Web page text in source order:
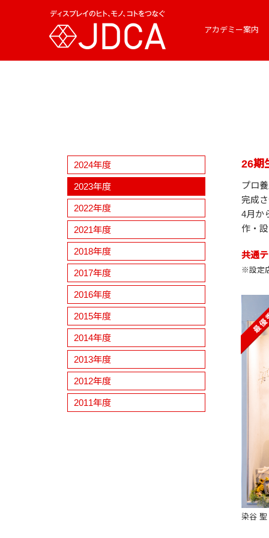
アカデミー案内
2024年度
2023年度
2022年度
2021年度
2018年度
2017年度
2016年度
2015年度
2014年度
2013年度
2012年度
2011年度
26期
プロ
完成
4月か
作・
共通
※設定
染谷 聖